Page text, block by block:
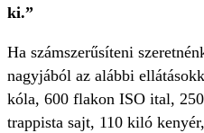
ki.”
Ha számszerűsíteni
nagyjából az alábbi
kóla, 600 flakon ISO ital,
trappista sajt, 110 kiló